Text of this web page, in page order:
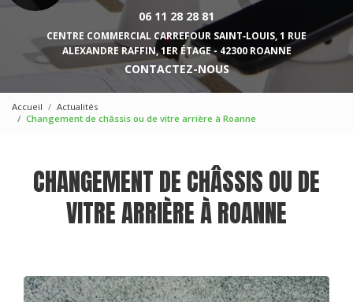
06 11 28 28 81
CENTRE COMMERCIAL CARREFOUR SAINT‑LOUIS, 1 RUE
ALEXANDRE RAFFIN, 1ER ÉTAGE - 42300 ROANNE
CONTACTEZ-NOUS
Accueil
Actualités
Changement de châssis ou de vitre arrière à Roanne
CHANGEMENT DE CHÂSSIS OU DE
VITRE ARRIÈRE À ROANNE